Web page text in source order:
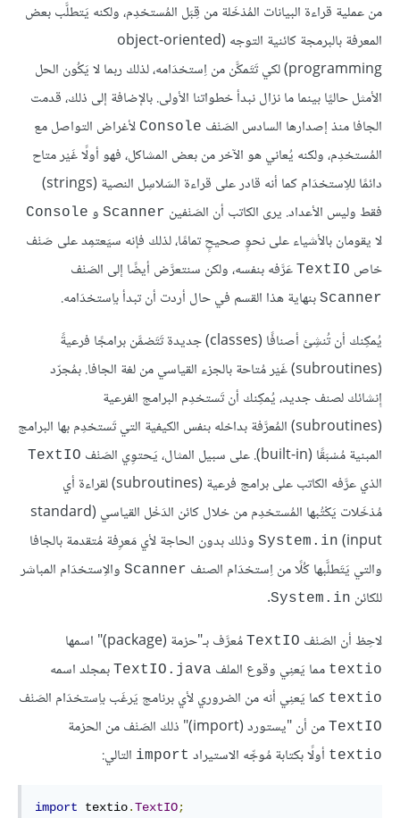
من عملية قراءة البيانات المُدْخَلة من قِبَل المُستخدِم، ولكنه يَتطلَّب بعض
المعرفة بالبرمجة كائنية التوجه (object-oriented
programming) لكي تَتَمكَّن من اِستخدَامه، لذلك ربما لا يَكُون الحل
الأمثل حاليًا بينما ما نزال نبدأ خطواتنا الأولى. بالإضافة إلى ذلك، قدمت
الجافا منذ إصدارها السادس الصَنْف Console لأغراض التواصل مع
المُستخدِم، ولكنه يُعاني هو الآخر من بعض المشاكل، فهو أولًا غَيْر متاح
دائمًا للاِستخدَام كما أنه قادر على قراءة السَلاسِل النصية (strings)
فقط وليس الأعداد. يرى الكاتب أن الصَنْفين Scanner و Console
لا يقومان بالأشياء على نحوٍ صحيحٍ تمامًا، لذلك فإنه سيَعتمِد على صَنْف
خاص TextIO عَرَّفه بنفسه، ولكن سنتعرَّض أيضًا إلى الصَنْف
Scanner بنهاية هذا القسم في حال أردت أن تبدأ باِستخدَامه.
يُمكِنك أن تُنشِئ أصنافًا (classes) جديدة تَتَضمَّن برامجًا فرعيةً
(subroutines) غَيْر مُتاحة بالجزء القياسي من لغة الجافا. بمُجرّد
إِنشائك لصنف جديد، يُمكِنك أن تَستخدِم البرامج الفرعية
(subroutines) المُعرَّفة بداخله بنفس الكيفية التي تَستخدِم بها البرامج
المبنية مُسْبَقًا (built-in). على سبيل المثال، يَحتوِي الصَنْف
TextIO
الذي عرَّفه الكاتب على برامج فرعية (subroutines) لقراءة أي
مُدْخَلات يَكْتُبها المُستخدِم من خلال كائن الدَخْل القياسي (standard
input)‏
System.in وذلك بدون الحاجة لأي مَعرِفة مُتقدمة بالجافا
والتي يَتَطلَّبها كُلًا من اِستخدَام الصنف Scanner والاِستخدَام المباشر
للكائن System.in
.
لاحِظ أن الصَنْف TextIO مُعرَّف بـ"حزمة (package)" اسمها
textio مما يَعنِي وقوع الملف TextIO.java بمجلد اسمه
textio كما يَعنِي أنه من الضروري لأي برنامج يَرغَب باِستخدَام الصَنْف
TextIO من أن "يستورد (import)" ذلك الصَنْف من الحزمة
textio أولًا بكتابة مُوجِّه الاستيراد import التالي:
import textio.TextIO;